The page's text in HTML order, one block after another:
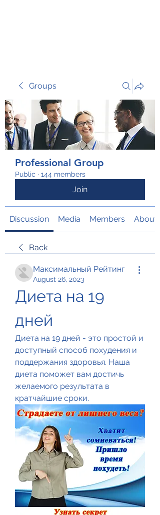
Groups
Professional Group
Public · 144 members
Join
Discussion Media Members About
Back
Максимальный Рейтинг
August 26, 2023
Диета на 19
дней
Диета на 19 дней - это простой и
доступный способ похудения и
поддержания здоровья. Наша
диета поможет вам достичь
желаемого результата в
кратчайшие сроки.